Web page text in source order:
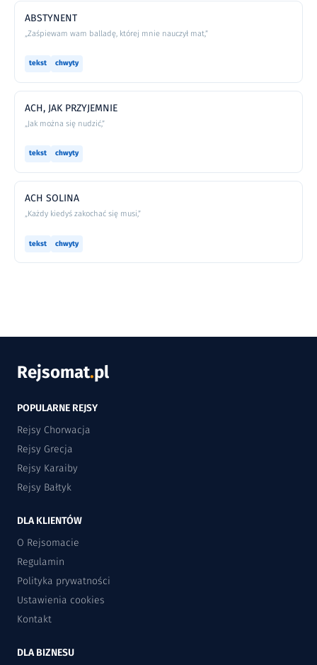
ABSTYNENT
„Zaśpiewam wam balladę, której mnie nauczył mat,”
tekst chwyty
ACH, JAK PRZYJEMNIE
„Jak można się nudzić,”
tekst chwyty
ACH SOLINA
„Każdy kiedyś zakochać się musi,”
tekst chwyty
Rejsomat.pl
POPULARNE REJSY
Rejsy Chorwacja
Rejsy Grecja
Rejsy Karaiby
Rejsy Bałtyk
DLA KLIENTÓW
O Rejsomacie
Regulamin
Polityka prywatności
Ustawienia cookies
Kontakt
DLA BIZNESU